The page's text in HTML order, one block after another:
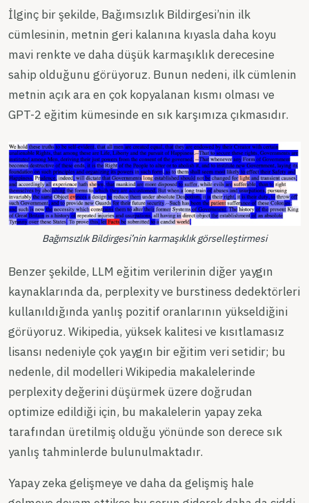
İlginç bir şekilde, Bağımsızlık Bildirgesi’nin ilk
cümlesinin, metnin geri kalanına kıyasla daha koyu
mavi renkte ve daha düşük karmaşıklık derecesine
sahip olduğunu görüyoruz. Bunun nedeni, ilk cümlenin
metnin açık ara en çok kopyalanan kısmı olması ve
GPT-2 eğitim kümesinde en sık karşımıza çıkmasıdır.
Bağımsızlık Bildirgesi’nin karmaşıklık görselleştirmesi
Benzer şekilde, LLM eğitim verilerinin diğer yaygın
kaynaklarında da, perplexity ve burstiness dedektörleri
kullanıldığında yanlış pozitif oranlarının yükseldiğini
görüyoruz. Wikipedia, yüksek kalitesi ve kısıtlamasız
lisansı nedeniyle çok yaygın bir eğitim veri setidir; bu
nedenle, dil modelleri Wikipedia makalelerinde
perplexity değerini düşürmek üzere doğrudan
optimize edildiği için, bu makalelerin yapay zeka
tarafından üretilmiş olduğu yönünde son derece sık
yanlış tahminlerde bulunulmaktadır.
Yapay zeka gelişmeye ve daha da gelişmiş hale